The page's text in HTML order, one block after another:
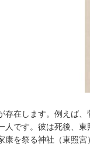
在します。例えば
です。彼は死後、
を祭る神社（東照